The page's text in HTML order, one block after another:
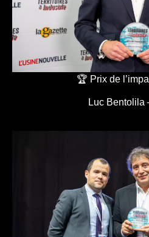
🏆 Prix de
Luc Bentolila